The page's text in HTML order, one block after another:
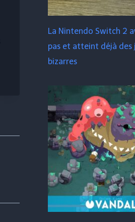
La Nintendo Switch 2
pas et atteint déjà des
bizarres